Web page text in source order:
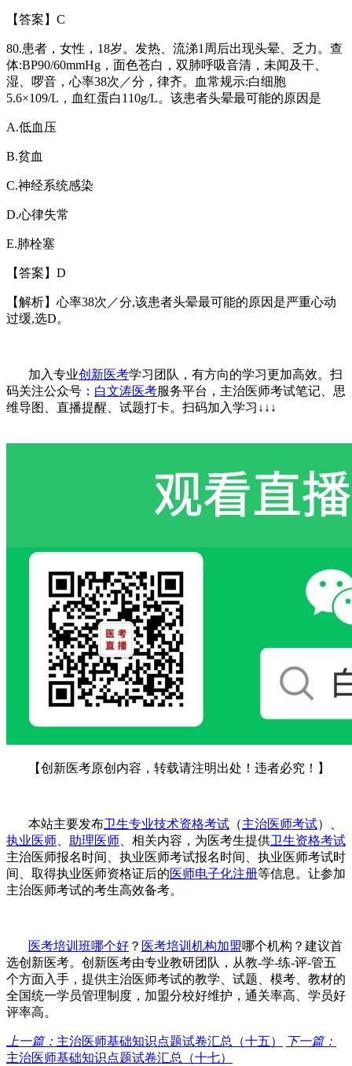
【答案】 C
80.患者，女性， 18岁。发热、流涕1 周后出现头晕、乏力。查
体:BP90/60mmHg ，面色苍白，双肺呼吸音清，未闻及干、
湿、啰音，心率38次／分，律齐。血常规示:白细胞
5.6×109/L ，血红蛋白110g/L。该患者头晕最可能的原因是
A.低血压
B.贫血
C.神经系统感染
D.心律失常
E.肺栓塞
【答案】 D
【解析】心率38次／分,该患者头晕最可能的原因是严重心动
过缓,选D。
加入专业创新医考学习团队，有方向的学习更加高效。扫
码关注公众号： 白文涛医考服务平台，主治医师考试笔记、思
维导图、直播提醒、试题打卡。 扫码加入学习 ↓↓↓
【创新医考原创内容，转载请注明出处！违者必究！】
本站主要发布卫生专业技术资格考试 （主治医师考试）、
执业医师
助理医师 、相关内容，为医考生提供卫生资格考试
主治医师报名时间、 执业医师考试报名时间、 执业医师考试时
间
取得执业医师资格证后的医师电子化注册等信息。让参加
主治医师考试的考生高效备考。
医考培训班哪个好 ？ 医考培训机构加盟哪个机构？建议首
选创新医考。创新医考由专业教研团队，从教-学-练-评-管五
个方面入手，提供主治医师考试的教学、试题、模考、教材的
全国统一学员管理制度，加盟分校好维护，通关率高、学员好
评率高。
上一篇： 主治医师基础知识点题试卷汇总（十五）
下一篇：
主治医师基础知识点题试卷汇总（十七）